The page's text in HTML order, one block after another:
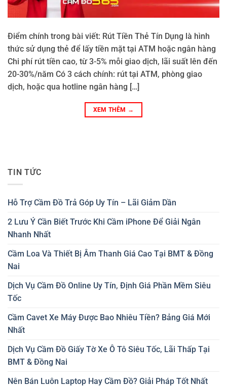
Điểm chính trong bài viết: Rút Tiền Thẻ Tín Dụng là hình
thức sử dụng thẻ để lấy tiền mặt tại ATM hoặc ngân hàng
Chi phí rút tiền cao, từ 3-5% mỗi giao dịch, lãi suất lên đến
20-30%/năm Có 3 cách chính: rút tại ATM, phòng giao
dịch, hoặc qua hotline ngân hàng […]
XEM THÊM →
TIN TỨC
Hỗ Trợ Cầm Đồ Trả Góp Uy Tín – Lãi Giảm Dần
2 Lưu Ý Cần Biết Trước Khi Cầm iPhone Để Giải Ngân
Nhanh Nhất
Cầm Loa Và Thiết Bị Âm Thanh Giá Cao Tại BMT & Đồng
Nai
Dịch Vụ Cầm Đồ Online Uy Tín, Định Giá Phần Mềm Siêu
Tốc
Cầm Cavet Xe Máy Được Bao Nhiêu Tiền? Bảng Giá Mới
Nhất
Dịch Vụ Cầm Đồ Giấy Tờ Xe Ô Tô Siêu Tốc, Lãi Thấp Tại
BMT & Đồng Nai
Nên Bán Luôn Laptop Hay Cầm Đồ? Giải Pháp Tốt Nhất